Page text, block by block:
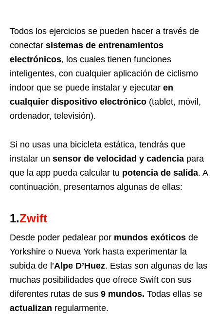
Todos los ejercicios se pueden hacer a través de
conectar sistemas de entrenamientos
electrónicos, los cuales tienen funciones
inteligentes, con cualquier aplicación de ciclismo
indoor que se puede instalar y ejecutar en
cualquier dispositivo electrónico (tablet, móvil,
ordenador, televisión).
Si no usas una bicicleta estática, tendrás que
instalar un sensor de velocidad y cadencia para
que la app pueda calcular tu potencia de salida. A
continuación, presentamos algunas de ellas:
1.Zwift
Desde poder pedalear por mundos exóticos de
Yorkshire o Nueva York hasta experimentar la
subida de l’Alpe D’Huez. Estas son algunas de las
muchas posibilidades que ofrece Swift con sus
diferentes rutas de sus 9 mundos. Todas ellas se
actualizan regularmente.